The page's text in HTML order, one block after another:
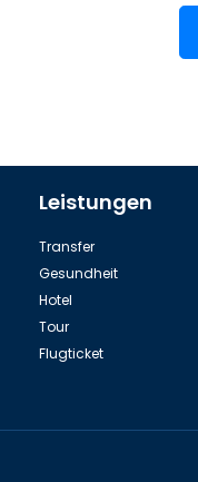
Leistungen
Transfer
Gesundheit
Hotel
Tour
Flugticket